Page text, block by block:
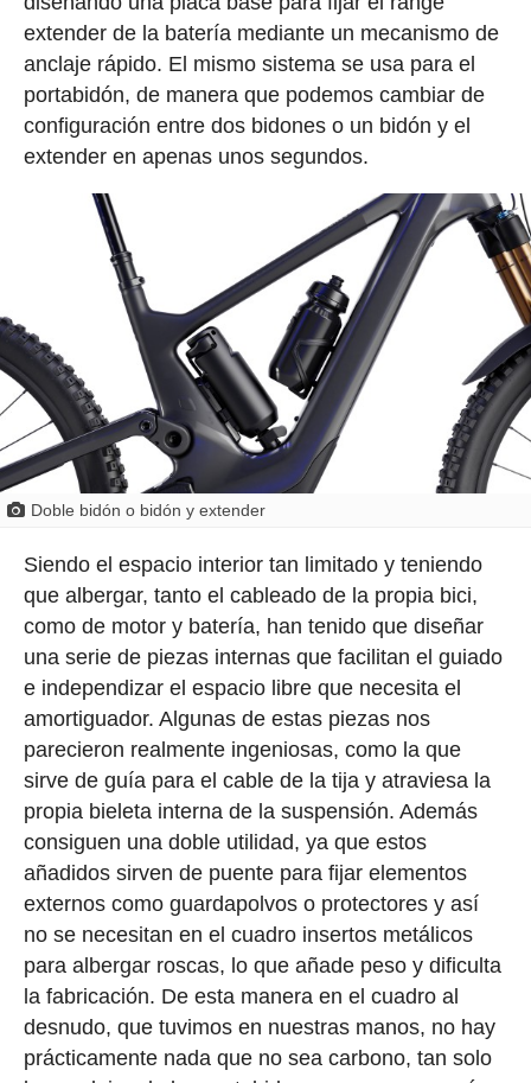
extender de la batería mediante un mecanismo de
anclaje rápido. El mismo sistema se usa para el
portabidón, de manera que podemos cambiar de
configuración entre dos bidones o un bidón y el
extender en apenas unos segundos.
Doble bidón o bidón y extender
Siendo el espacio interior tan limitado y teniendo
que albergar, tanto el cableado de la propia bici,
como de motor y batería, han tenido que diseñar
una serie de piezas internas que facilitan el guiado
e independizar el espacio libre que necesita el
amortiguador. Algunas de estas piezas nos
parecieron realmente ingeniosas, como la que
sirve de guía para el cable de la tija y atraviesa la
propia bieleta interna de la suspensión. Además
consiguen una doble utilidad, ya que estos
añadidos sirven de puente para fijar elementos
externos como guardapolvos o protectores y así
no se necesitan en el cuadro insertos metálicos
para albergar roscas, lo que añade peso y dificulta
la fabricación. De esta manera en el cuadro al
desnudo, que tuvimos en nuestras manos, no hay
prácticamente nada que no sea carbono, tan solo